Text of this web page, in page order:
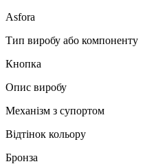
Asfora
Тип виробу або компоненту
Кнопка
Опис виробу
Механізм з супортом
Відтінок кольору
Бронза